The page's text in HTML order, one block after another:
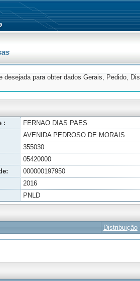
desejada para obter dados Gerais, Pedido,
:
FERNAO DIAS PAES
AVENIDA PEDROSO DE MORAIS
355030
05420000
000000197950
2016
PNLD
Distribuição